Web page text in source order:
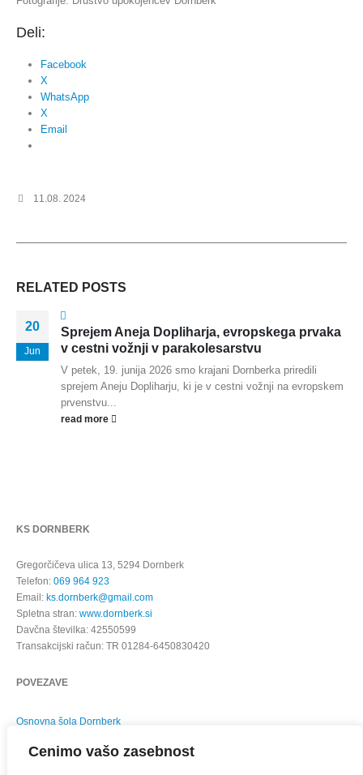
Cenimo vašo zasebnost
Deli:
Facebook
X
WhatsApp
X
Email
11.08. 2024
RELATED POSTS
20
Jun
Sprejem Aneja Dopliharja, evropskega prvaka
v cestni vožnji v parakolesarstvu
V petek, 19. junija 2026 smo krajani Dornberka priredili
sprejem Aneju Dopliharju, ki je v cestni vožnji na evropskem
prvenstvu...
read more
KS DORNBERK
Gregorčičeva ulica 13, 5294 Dornberk
Telefon: 069 964 923
Email: ks.dornberk@gmail.com
Spletna stran: www.dornberk.si
Davčna številka: 42550599
Transakcijski račun: TR 01284-6450830420
POVEZAVE
Osnovna šola Dornberk
Odrasla splošna zobna ambulanta Dornberk